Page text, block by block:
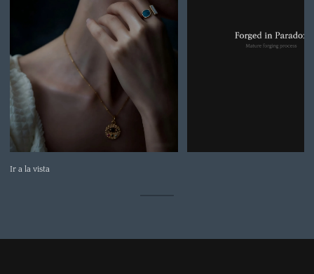
Ir a la vista